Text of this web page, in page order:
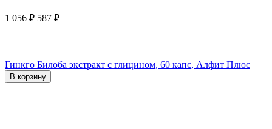
1 056 ₽ 587 ₽
Гинкго Билоба экстракт с глицином, 60 капс, Алфит Плюс
В корзину